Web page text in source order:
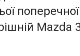
Mazda